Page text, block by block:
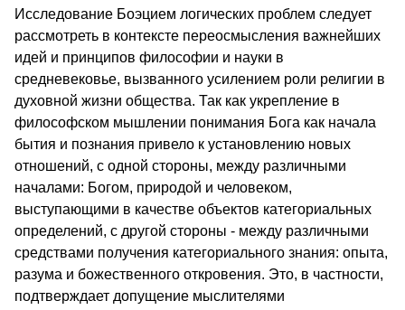
Исследование Боэцием логических проблем следует
рассмотреть в контексте переосмысления важнейших
идей и принципов философии и науки в
средневековье, вызванного усилением роли религии в
духовной жизни общества. Так как укрепление в
философском мышлении понимания Бога как начала
бытия и познания привело к установлению новых
отношений, с одной стороны, между различными
началами: Богом, природой и человеком,
выступающими в качестве объектов категориальных
определений, с другой стороны - между различными
средствами получения категориального знания: опыта,
разума и божественного откровения. Это, в частности,
подтверждает допущение мыслителями